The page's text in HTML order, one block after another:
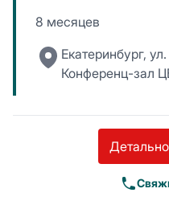
8 месяцев
Екатеринбург,
Конференц-зал